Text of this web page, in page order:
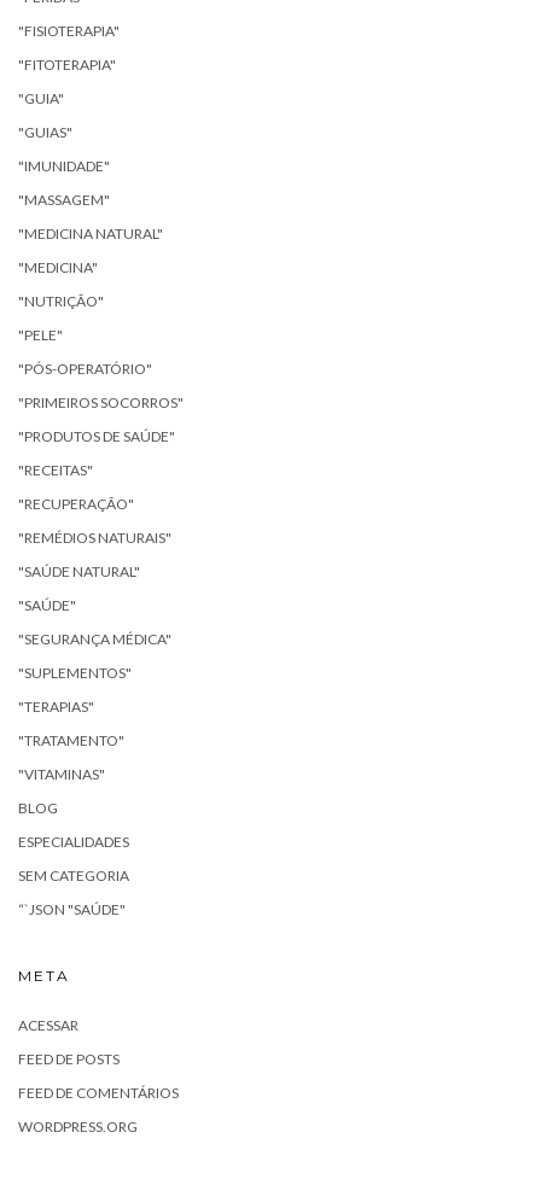
"FISIOTERAPIA"
"FITOTERAPIA"
"GUIA"
"GUIAS"
"IMUNIDADE"
"MASSAGEM"
"MEDICINA NATURAL"
"MEDICINA"
"NUTRIÇÃO"
"PELE"
"PÓS-OPERATÓRIO"
"PRIMEIROS SOCORROS"
"PRODUTOS DE SAÚDE"
"RECEITAS"
"RECUPERAÇÃO"
"REMÉDIOS NATURAIS"
"SAÚDE NATURAL"
"SAÚDE"
"SEGURANÇA MÉDICA"
"SUPLEMENTOS"
"TERAPIAS"
"TRATAMENTO"
"VITAMINAS"
BLOG
ESPECIALIDADES
SEM CATEGORIA
“`JSON "SAÚDE"
META
ACESSAR
FEED DE POSTS
FEED DE COMENTÁRIOS
WORDPRESS.ORG